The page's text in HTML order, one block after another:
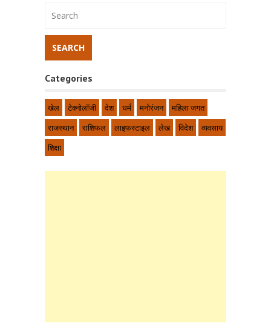
Categories
खेल टेक्नोलॉजी देश धर्म मनोरंजन
महिला जगत
राजस्थान
राशिफल लाइफस्टाइल लेख विदेश
व्यवसाय
शिक्षा